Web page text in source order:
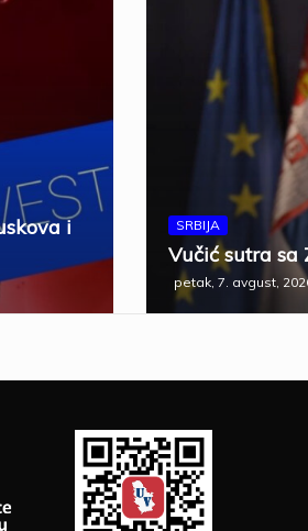
i
SRBIJA
Vučić sutra sa
petak, 7. avgust,